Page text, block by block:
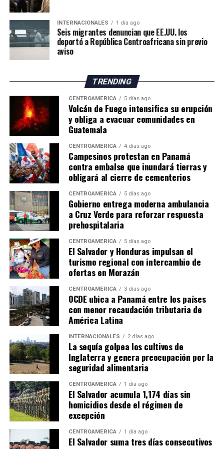
climáticas. Sin embargo, considera que los productores
deberán adaptar sus métodos de trabajo y buscar nuevas
oportunidades para mantener la actividad frente al
cambio climático.
El impacto de la sequía pone de manifiesto los desafíos
que enfrenta la agricultura británica, tanto por la
reducción de los rendimientos como por los posibles
efectos sobre los precios y el suministro de productos
agrícolas en los próximos meses.
INTERNACIONALES 1 día ago
Seis migrantes denuncian que EE.UU. los
deportó a República Centroafricana sin previo
aviso
TRENDING
CENTROAMÉRICA 5 días ago
Volcán de Fuego intensifica su erupción
y obliga a evacuar comunidades en
Guatemala
CENTROAMÉRICA 4 días ago
Campesinos protestan en Panamá
contra embalse que inundará tierras y
obligará al cierre de cementerios
CENTROAMÉRICA 5 días ago
Gobierno entrega moderna ambulancia
a Cruz Verde para reforzar respuesta
prehospitalaria
CENTROAMÉRICA 5 días ago
El Salvador y Honduras impulsan el
turismo regional con intercambio de
ofertas en Morazán
CENTROAMÉRICA 3 días ago
OCDE ubica a Panamá entre los países
con menor recaudación tributaria de
América Latina
INTERNACIONALES 2 días ago
La sequía golpea los cultivos de
Inglaterra y genera preocupación por la
seguridad alimentaria
CENTROAMÉRICA 1 día ago
El Salvador acumula 1,174 días sin
homicidios desde el régimen de
excepción
CENTROAMÉRICA 1 día ago
El Salvador suma tres días consecutivos